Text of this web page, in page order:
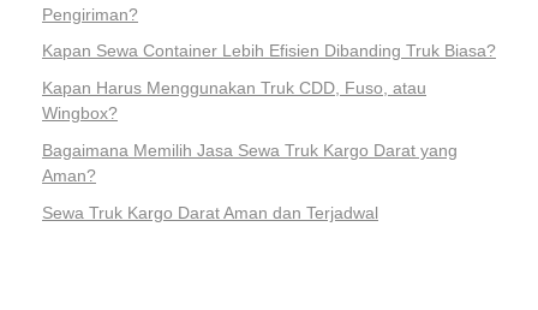
Pengiriman?
Kapan Sewa Container Lebih Efisien Dibanding Truk Biasa?
Kapan Harus Menggunakan Truk CDD, Fuso, atau
Wingbox?
Bagaimana Memilih Jasa Sewa Truk Kargo Darat yang
Aman?
Sewa Truk Kargo Darat Aman dan Terjadwal